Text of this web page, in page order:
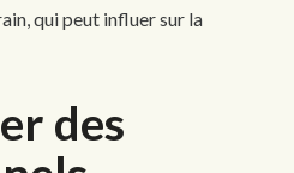
qui peut influer sur la
des